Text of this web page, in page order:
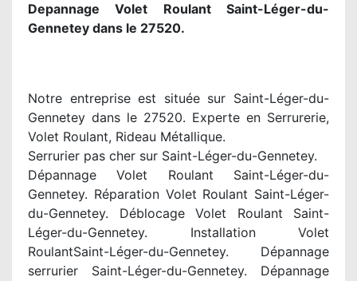
Depannage Volet Roulant Saint-Léger-du-
Gennetey dans le 27520.
Notre entreprise est située sur Saint-Léger-du-
Gennetey dans le 27520. Experte en Serrurerie,
Volet Roulant, Rideau Métallique.
Serrurier pas cher sur Saint-Léger-du-Gennetey.
Dépannage Volet Roulant Saint-Léger-du-
Gennetey. Réparation Volet Roulant Saint-Léger-
du-Gennetey. Déblocage Volet Roulant Saint-
Léger-du-Gennetey. Installation Volet
RoulantSaint-Léger-du-Gennetey. Dépannage
serrurier Saint-Léger-du-Gennetey. Dépannage